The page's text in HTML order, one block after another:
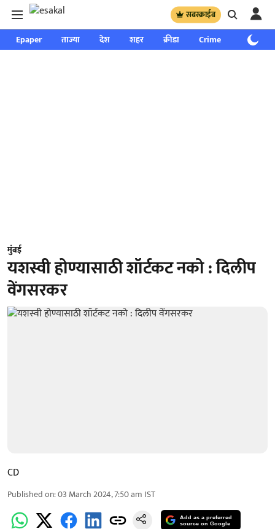
सबस्क्राईब
Epaper ताज्या देश शहर क्रीडा Crime साप्ताहिक
मुंबई
यशस्‍वी होण्यासाठी शॉर्टकट नको : दिलीप
वेंगसरकर
CD
Published on:03 March 2024, 7:50 am IST
Add as a preferred
source on Google